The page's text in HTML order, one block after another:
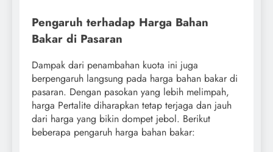
Pengaruh terhadap Harga Bahan
Bakar di Pasaran
Dampak dari penambahan kuota ini juga
berpengaruh langsung pada harga bahan bakar di
pasaran. Dengan pasokan yang lebih melimpah,
harga Pertalite diharapkan tetap terjaga dan jauh
dari harga yang bikin dompet jebol. Berikut
beberapa pengaruh harga bahan bakar: